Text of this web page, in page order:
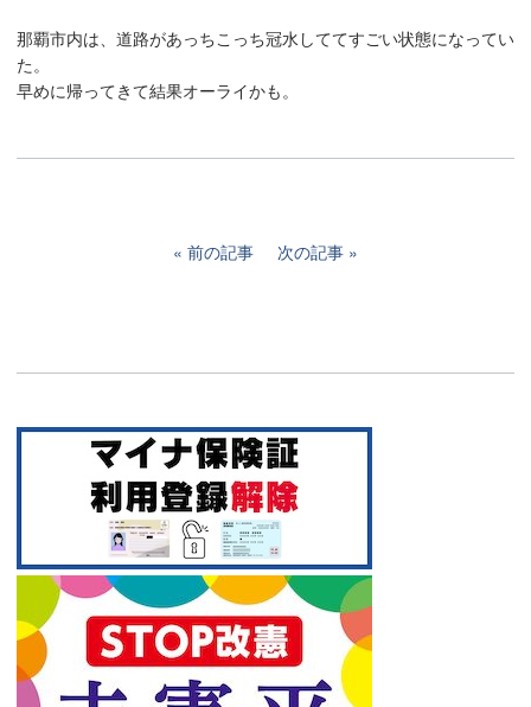
那覇市内は、道路があっちこっち冠水しててすごい状態になってい
た。
早めに帰ってきて結果オーライかも。
前の記事 次の記事